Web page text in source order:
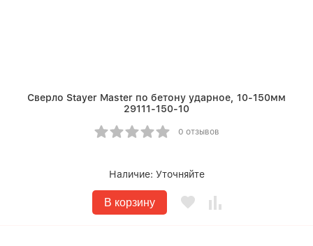
Сверло Stayer Master по бетону ударное, 10-150мм
29111-150-10
0 отзывов
Наличие: Уточняйте
В корзину